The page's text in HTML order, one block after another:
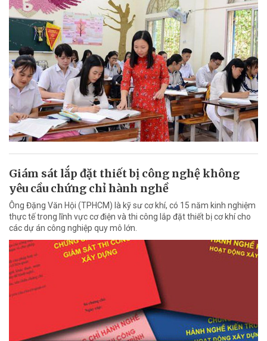
Giám sát lắp đặt thiết bị công nghệ không
yêu cầu chứng chỉ hành nghề
Ông Đặng Văn Hội (TPHCM) là kỹ sư cơ khí, có 15 năm kinh nghiệm
thực tế trong lĩnh vực cơ điện và thi công lắp đặt thiết bị cơ khí cho
các dự án công nghiệp quy mô lớn.